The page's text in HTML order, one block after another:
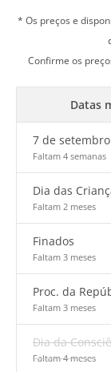
* Os preços e
Confirme os
Datas
7 de setembro
Faltam 4 semanas
Dia das
Faltam 2 meses
Finados
Faltam 3 meses
Proc. da
Faltam 3 meses
Dia da
Faltam 4 meses